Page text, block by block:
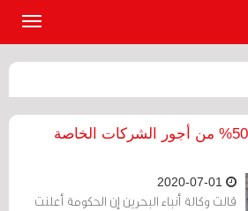
رويترز: البحرين تدفع 50% من أجور الشركات الخاصة
قالت وكالة أنباء البحرين إن الحكومة أعلنت